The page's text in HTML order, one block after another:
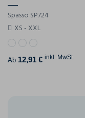
Spasso SP724
XS - XXL
Ab 12,91 € inkl. MwSt.